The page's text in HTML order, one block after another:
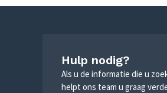
Hulp nodig?
Als u de informatie die u
helpt ons team u graag